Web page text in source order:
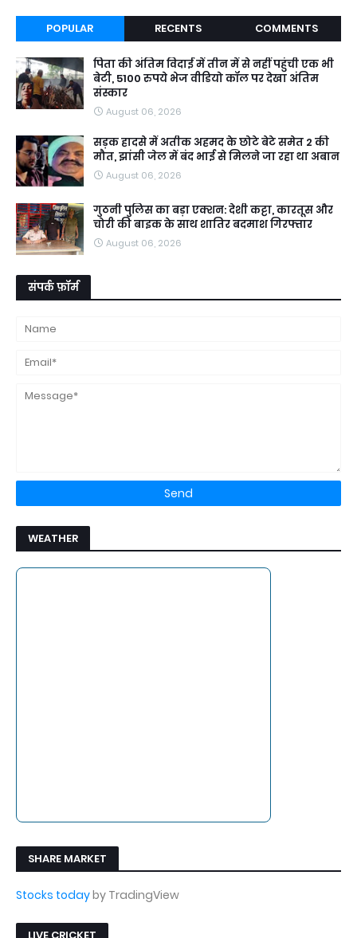
POPULAR RECENTS COMMENTS
पिता की अंतिम विदाई में तीन में से नहीं पहुंची एक भी
बेटी, 5100 रुपये भेज वीडियो कॉल पर देखा अंतिम
संस्कार
August 06, 2026
सड़क हादसे में अतीक अहमद के छोटे बेटे समेत 2 की
मौत, झांसी जेल में बंद भाई से मिलने जा रहा था अबान
August 06, 2026
गुठनी पुलिस का बड़ा एक्शन: देशी कट्टा, कारतूस और
चोरी की बाइक के साथ शातिर बदमाश गिरफ्तार
August 06, 2026
संपर्क फ़ॉर्म
WEATHER
SHARE MARKET
Stocks todayby TradingView
LIVE CRICKET